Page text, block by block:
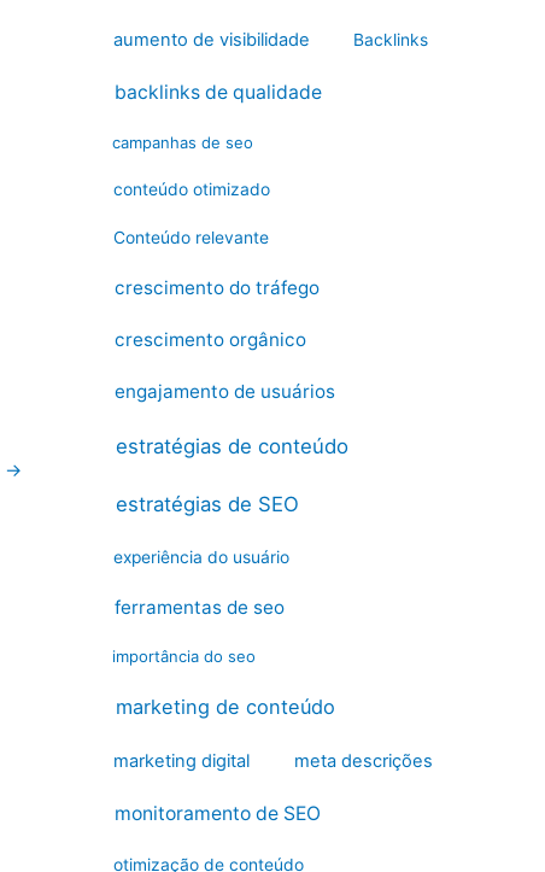
→
aumento de visibilidade Backlinks
backlinks de qualidade
campanhas de seo
conteúdo otimizado
Conteúdo relevante
crescimento do tráfego
crescimento orgânico
engajamento de usuários
estratégias de conteúdo
estratégias de SEO
experiência do usuário
ferramentas de seo
importância do seo
marketing de conteúdo
marketing digital meta descrições
monitoramento de SEO
otimização de conteúdo